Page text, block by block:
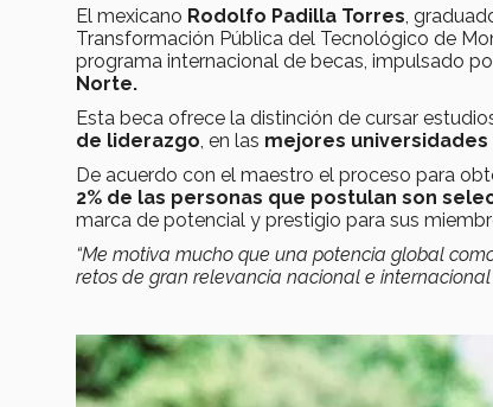
El mexicano Rodolfo Padilla Torres ,
Transformación Pública del Tecnológico de
programa internacional de becas, impulsado
Norte.
Esta beca ofrece la distinción de cursar
de liderazgo , en las mejores
De acuerdo con el maestro el proceso para
2% de las personas que postulan son
marca de potencial y prestigio para sus
“Me motiva mucho que una potencia global
retos de gran relevancia nacional e